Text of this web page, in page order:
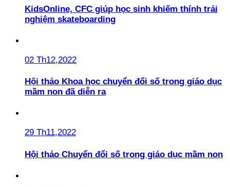
KidsOnline, CFC giúp học sinh khiếm thính trải
nghiệm skateboarding
02 Th12,2022
Hội thảo Khoa học chuyển đổi số trong giáo dục
mầm non đã diễn ra
29 Th11,2022
Hội thảo Chuyển đổi số trong giáo dục mầm non